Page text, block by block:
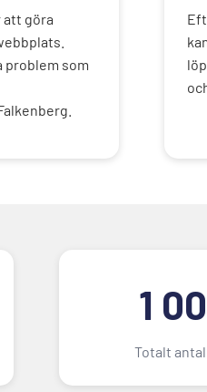
att göra
problem som
1
Totalt